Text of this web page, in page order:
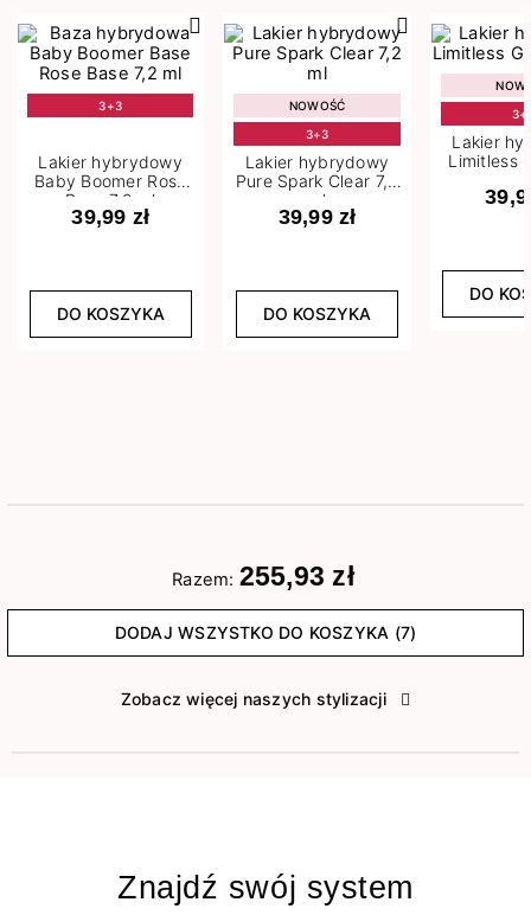
3+3
Lakier hybrydowy
Baby Boomer Rose
Base 7,2 ml
39,99 zł
DO KOSZYKA
NOWOŚĆ
3+3
Lakier hybrydowy
Pure Spark Clear 7,2
ml
39,99 zł
DO KOSZYKA
Lakier
Limitless
DO
Razem: 255,93 zł
DODAJ WSZYSTKO DO KOSZYKA (7)
Zobacz więcej naszych stylizacji
Znajdź swój system